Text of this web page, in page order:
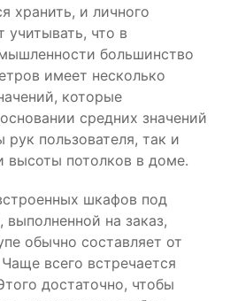
хранить, и личного
учитывать, что в
большинство
имеет несколько
которые
средних значений
рук пользователя, так и
высоты потолков в доме.
шкафов под
выполненной на заказ,
обычно составляет от
всего встречается
достаточно, чтобы